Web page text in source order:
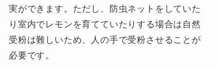
実ができます。ただし、防虫ネットをしていた
り室内でレモンを育てていたりする場合は自然
受粉は難しいため、人の手で受粉させることが
必要です。